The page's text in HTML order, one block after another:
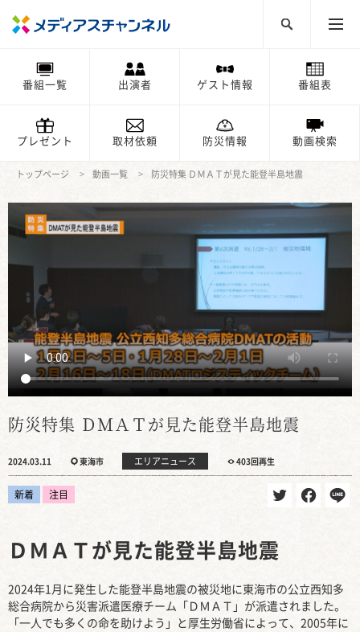
番組一覧 出演者 ゲスト情報 番組表
プレゼント 取材依頼 防災情報 動画検索
トップページ 動画一覧 防災特集 ＤＭＡＴが見た能登半島地震
防災特集 ＤＭＡＴが見た能登半島地震
2024.03.11 東海市 エリアニュース 403回再生
新着 注目
ＤＭＡＴが見た能登半島地震
2024年1月に発生した能登半島地震の被災地に東海市の公立西知多
総合病院から災害派遣医療チーム「ＤＭＡＴ」が派遣されました。
「一人でも多くの命を助けよう」と厚生労働省によって、2005年に